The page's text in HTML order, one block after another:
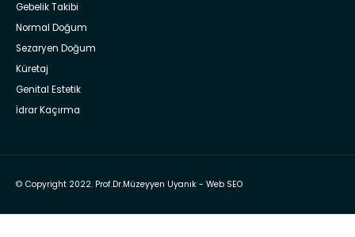
Gebelik Takibi
Normal Doğum
Sezaryen Doğum
Küretaj
Genital Estetik
İdrar Kaçırma
© Copyright 2022. Prof.Dr.Müzeyyen Uyanık - Web SEO